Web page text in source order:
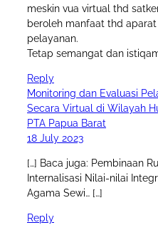
meskin vua virtual thd
beroleh manfaat thd
pelayanan.
Tetap semangat dan
Reply
Monitoring dan Evaluasi
Secara Virtual di Wilayah
PTA Papua Barat
18 July 2023
[…] Baca juga: Pembinaan
Internalisasi Nilai-nilai
Agama Sewi… […]
Reply